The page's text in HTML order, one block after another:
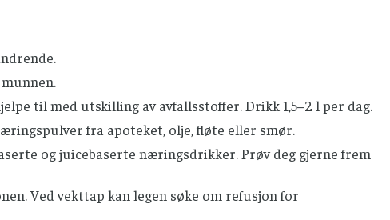
til med utskilling av avfallsstoffer. Drikk 1,5–2 l per dag.
fra apoteket, olje, fløte eller smør.
og juicebaserte næringsdrikker. Prøv deg gjerne frem
Ved vekttap kan legen søke om refusjon for